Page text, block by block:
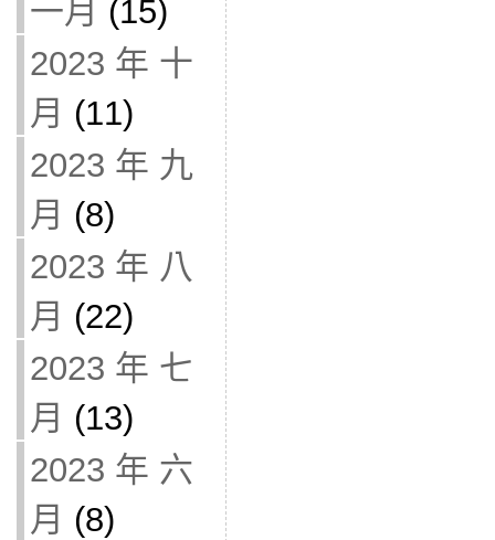
一月 (15)
2023 年 十
月 (11)
2023 年 九
月 (8)
2023 年 八
月 (22)
2023 年 七
月 (13)
2023 年 六
月 (8)